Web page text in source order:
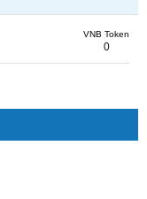
VNB Token
0